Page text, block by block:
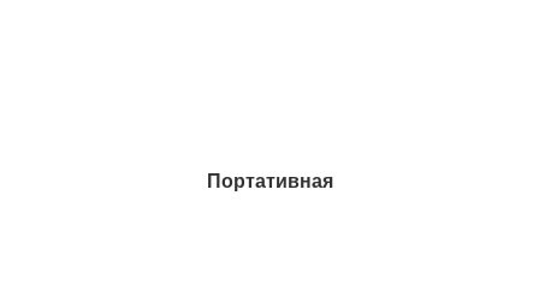
Портативная